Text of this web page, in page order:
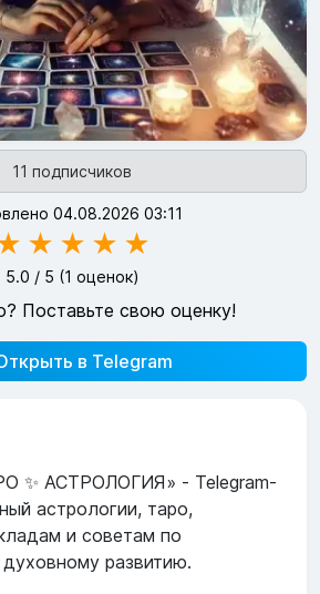
11 подписчиков
04.08.2026 03:11
★ ★ ★ ★
5.0 / 5 (1 оценок)
Поставьте свою оценку!
в Telegram
✨ АСТРОЛОГИЯ» - Telegram-
астрологии, таро,
и советам по
развитию.